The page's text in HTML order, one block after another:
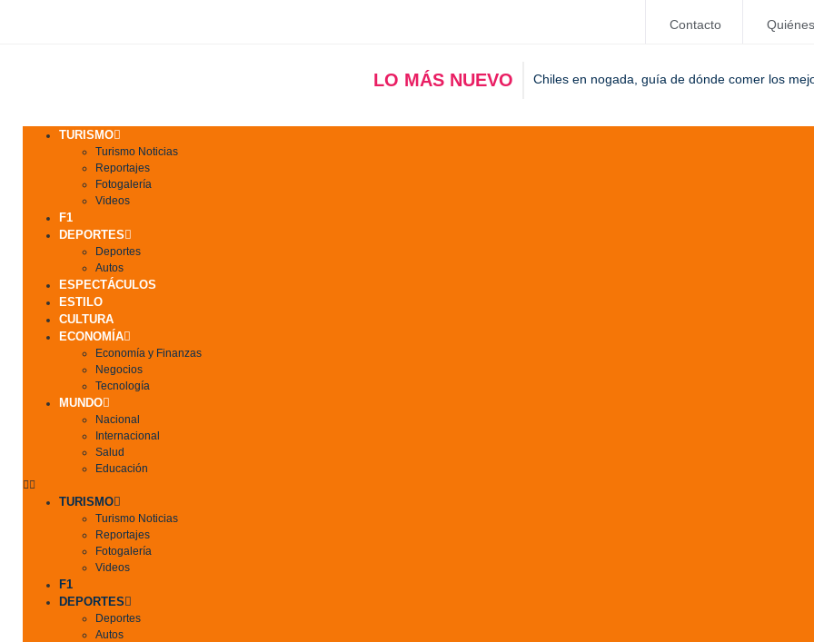
Contacto
LO MÁS NUEVO Chiles en nogada, guía de dónde comer los
TURISMO
Turismo Noticias
Reportajes
Fotogalería
Videos
F1
DEPORTES
Deportes
Autos
ESPECTÁCULOS
ESTILO
CULTURA
ECONOMÍA
Economía y Finanzas
Negocios
Tecnología
MUNDO
Nacional
Internacional
Salud
Educación
TURISMO
Turismo Noticias
Reportajes
Fotogalería
Videos
F1
DEPORTES
Deportes
Autos